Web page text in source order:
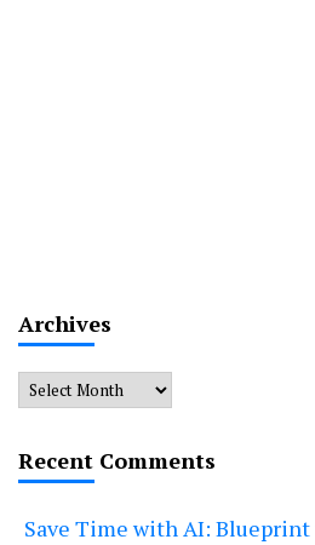
Archives
Archives
Recent Comments
Save Time with AI: